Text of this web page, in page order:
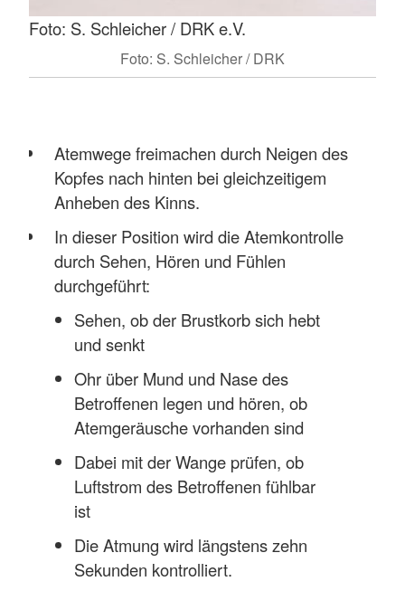
Foto: S. Schleicher / DRK e.V.
Foto: S. Schleicher / DRK
Atemwege freimachen durch Neigen des
Kopfes nach hinten bei gleichzeitigem
Anheben des Kinns.
In dieser Position wird die Atemkontrolle
durch Sehen, Hören und Fühlen
durchgeführt:
Sehen, ob der Brustkorb sich hebt
und senkt
Ohr über Mund und Nase des
Betroffenen legen und hören, ob
Atemgeräusche vorhanden sind
Dabei mit der Wange prüfen, ob
Luftstrom des Betroffenen fühlbar
ist
Die Atmung wird längstens zehn
Sekunden kontrolliert.